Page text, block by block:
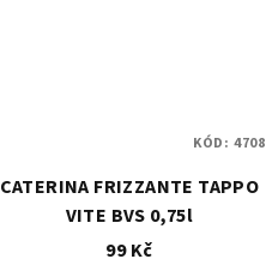
CATERINA FRIZZANTE TAPPO
VITE BVS 0,75l
99 Kč
KÓD: 4708